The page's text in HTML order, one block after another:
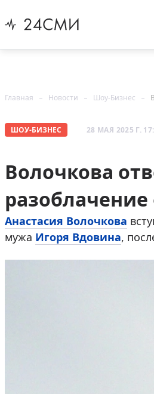
Главная Новости Шоу-Бизнес
ШОУ-БИЗНЕС 28 МАЯ 2025 Г.
Волочкова
Анастасия Волочкова
мужа Игоря Вдовина,